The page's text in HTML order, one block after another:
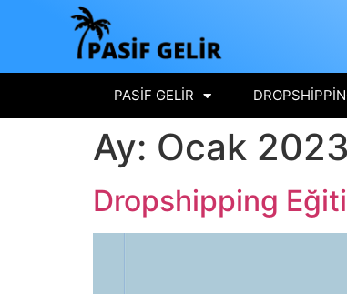
PASIF GELIR
Ay: Ocak 2023
Dropshipping